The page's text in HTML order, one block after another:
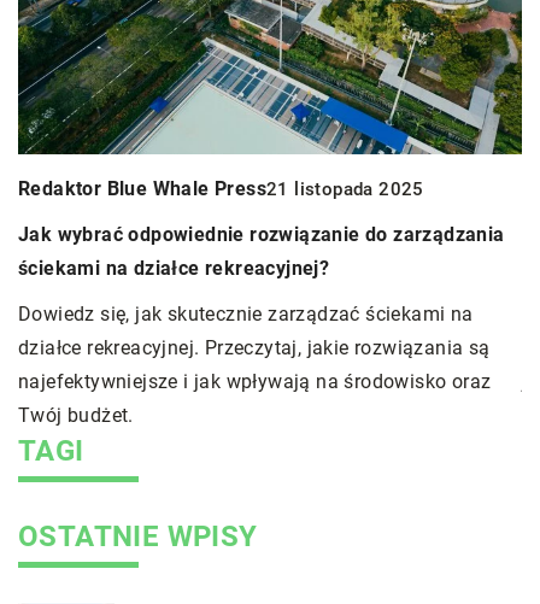
Redaktor Blue Whale Press21 listopada 2025
Jak wybrać odpowiednie rozwiązanie do zarządzania
ściekami na działce rekreacyjnej?
Dowiedz się, jak skutecznie zarządzać ściekami na
działce rekreacyjnej. Przeczytaj, jakie rozwiązania są
najefektywniejsze i jak wpływają na środowisko oraz
Twój budżet.
TAGI
OSTATNIE WPISY